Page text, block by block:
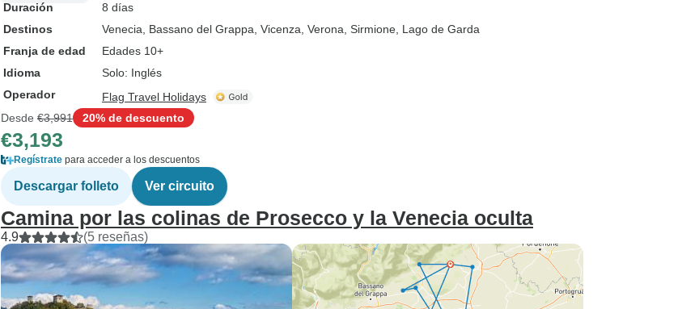
Duración
8 días
Destinos
Venecia , Bassano del Grappa , Vicenza , Verona , Sirmione , Lago de Garda
Franja de edad
Edades 10+
Idioma
Solo: Inglés
Operador
Flag Travel Holidays
Desde €3,991 20% de descuento
€3,193
Regístrate para acceder a los descuentos
Descargar folleto Ver circuito
Camina por las colinas de Prosecco y la Venecia oculta
4.9 (5 reseñas)